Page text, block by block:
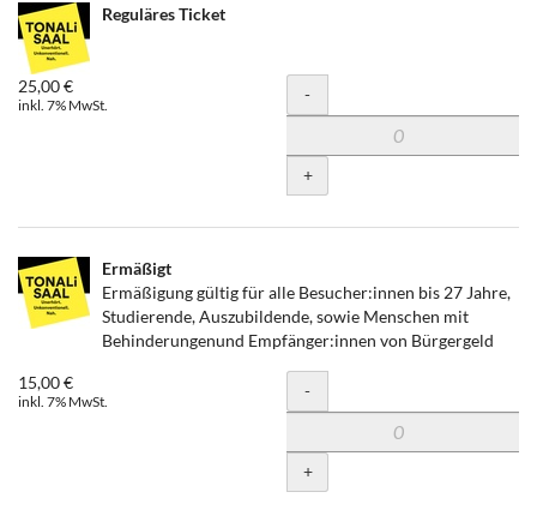
Reguläres Ticket
25,00 €
inkl. 7% MwSt. Menge
-
+
Ermäßigt
Ermäßigung gültig für alle Besucher:innen bis 27 Jahre,
Studierende, Auszubildende, sowie Menschen mit
Behinderungenund Empfänger:innen von Bürgergeld
15,00 €
inkl. 7% MwSt. Menge
-
+